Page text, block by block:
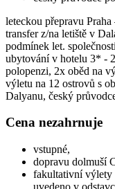
leteckou přepravu
transfer z/na letiště v
podmínek let.
ubytování v hotelu 3* -
polopenzi, 2x oběd na
výletu na 12 ostrovů s
Dalyanu, český
Cena nezahrnuje
vstupné,
dopravu dolmuší
fakultativní výlety
uvedeno v